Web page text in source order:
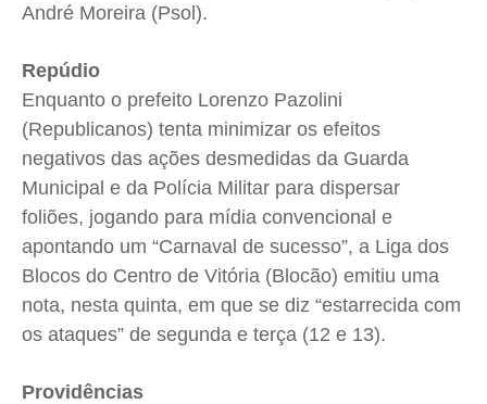
André Moreira (Psol).
Repúdio
Enquanto o prefeito Lorenzo Pazolini
(Republicanos) tenta minimizar os efeitos
negativos das ações desmedidas da Guarda
Municipal e da Polícia Militar para dispersar
foliões, jogando para mídia convencional e
apontando um “Carnaval de sucesso”, a Liga dos
Blocos do Centro de Vitória (Blocão) emitiu uma
nota, nesta quinta, em que se diz “estarrecida com
os ataques” de segunda e terça (12 e 13).
Providências